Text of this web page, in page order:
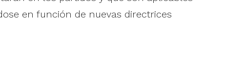
en función de nuevas directrices